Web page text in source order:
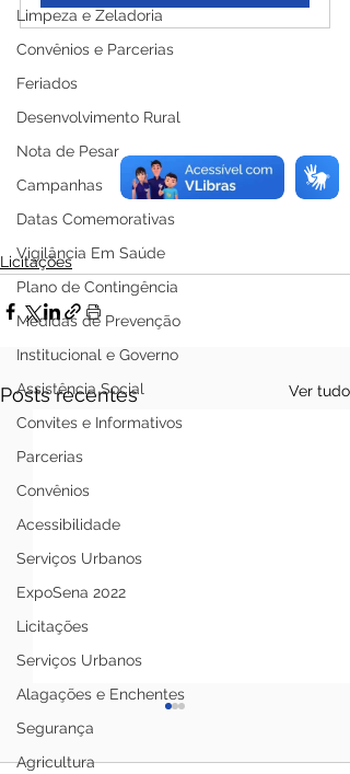
Limpeza e Zeladoria
Convênios e Parcerias
Feriados
Desenvolvimento Rural
Nota de Pesar
Campanhas
Datas Comemorativas
Vigilância Em Saúde
Plano de Contingência
Medidas de Prevenção
Institucional e Governo
Assistência Social
Convites e Informativos
Parcerias
Convênios
Acessibilidade
Serviços Urbanos
ExpoSena 2022
Licitações
Serviços Urbanos
Alagações e Enchentes
Segurança
Agricultura
Licitações
Posts recentes Ver tudo